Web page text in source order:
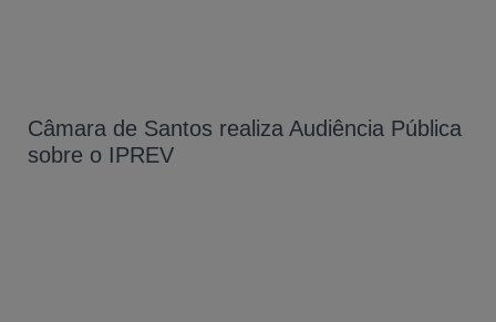
Câmara de Santos realiza Audiência Pública
sobre o IPREV